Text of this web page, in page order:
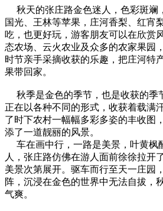
秋天的张庄路金色迷人，色彩斑斓
国光、王林等苹果，庄河香梨、红宵
吃，也更好玩，游客朋友可以在欣赏
态农场、云火农业及众多的农家果园
时节亲手采摘收获的乐趣，把庄河特
果带回家。
秋季是金色的季节，也是收获的季
正在以各种不同的形式，收获着载满
了时下农村一幅幅多彩多姿的丰收图
添了一道靓丽的风景。
车在画中行，一路是美景，叶黄枫
人，张庄路仿佛在游人面前徐徐拉开
美景次第展开。驱车而行至天一庄园
阵，沉浸在金色的世界中无法自拔，
气爽。